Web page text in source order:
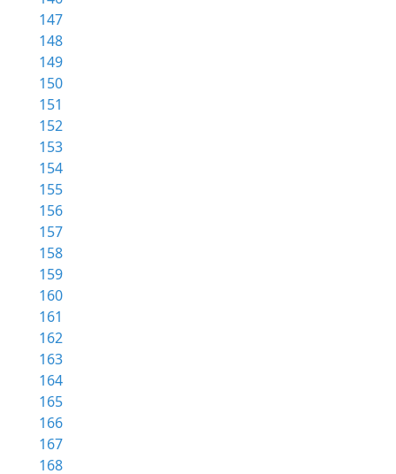
147
148
149
150
151
152
153
154
155
156
157
158
159
160
161
162
163
164
165
166
167
168